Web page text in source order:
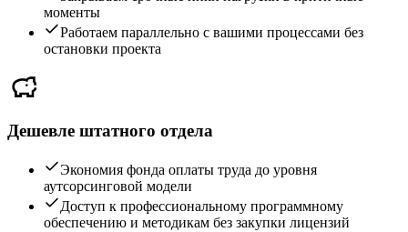
моменты
Работаем параллельно с вашими процессами без
остановки проекта
Дешевле штатного отдела
Экономия фонда оплаты труда до уровня
аутсорсинговой модели
Доступ к профессиональному программному
обеспечению и методикам без закупки лицензий